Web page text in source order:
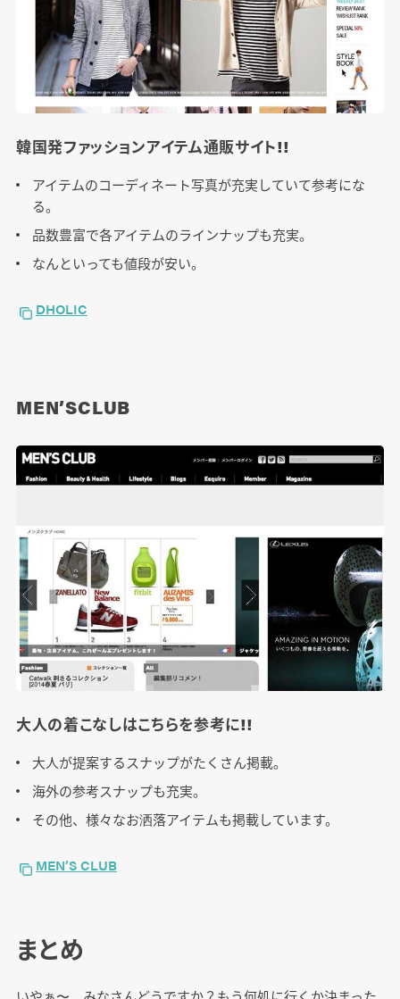
韓国発ファッションアイテム通販サイト!!
アイテムのコーディネート写真が充実していて参考にな
る。
品数豊富で各アイテムのラインナップも充実。
なんといっても値段が安い。
DHOLIC
MEN’SCLUB
大人の着こなしはこちらを参考に!!
大人が提案するスナップがたくさん掲載。
海外の参考スナップも充実。
その他、様々なお洒落アイテムも掲載しています。
MEN’S CLUB
まとめ